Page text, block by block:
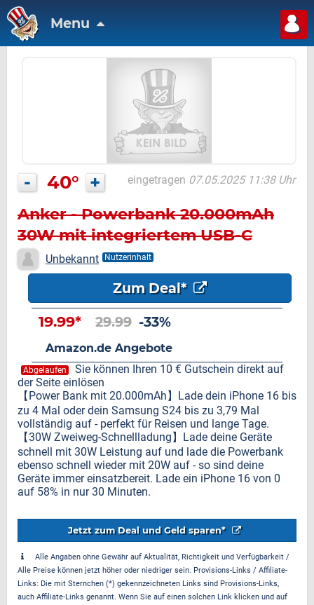
Menu
- 40° + eingetragen 07.05.2025 11:38 Uhr
Anker - Powerbank 20.000mAh
30W mit integriertem USB-C
KabelUnbekannt Nutzerinhalt
Zum Deal*
19.99* 29.99 -33%
Amazon.de Angebote
Abgelaufen
Sie können Ihren 10 € Gutschein direkt auf
der Seite einlösen
【Power Bank mit 20.000mAh】Lade dein iPhone 16 bis
zu 4 Mal oder dein Samsung S24 bis zu 3,79 Mal
vollständig auf - perfekt für Reisen und lange Tage.
【30W Zweiweg-Schnellladung】Lade deine Geräte
schnell mit 30W Leistung auf und lade die Powerbank
ebenso schnell wieder mit 20W auf - so sind deine
Geräte immer einsatzbereit. Lade ein iPhone 16 von 0
auf 58% in nur 30 Minuten.
Jetzt zum Deal und Geld sparen*
Alle Angaben ohne Gewähr auf Aktualität, Richtigkeit und Verfügbarkeit /
Alle Preise können jetzt höher oder niedriger sein. Provisions-Links / Affiliate-
Links: Die mit Sternchen (*) gekennzeichneten Links sind Provisions-Links,
auch Affiliate-Links genannt. Wenn Sie auf einen solchen Link klicken und auf